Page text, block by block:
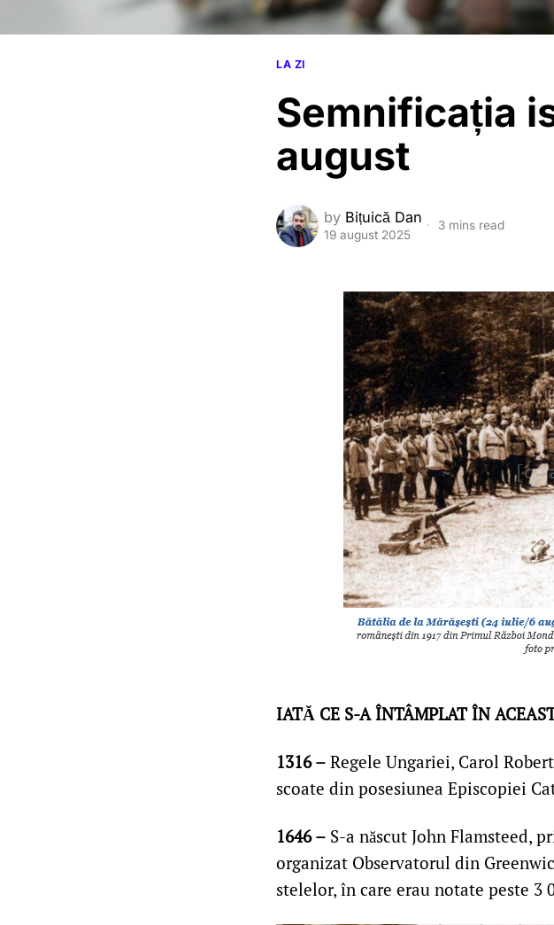
LA ZI
Semnificația
august
by Bițuică Dan
19 august 2025
3 mins read
IATĂ CE S-A ÎNTÂMPLAT ÎN
1316 – Regele Ungariei, Carol
scoate din posesiunea Episcopiei
1646 – S-a născut John Flamsteed,
organizat Observatorul din
stelelor, în care erau notate peste 3